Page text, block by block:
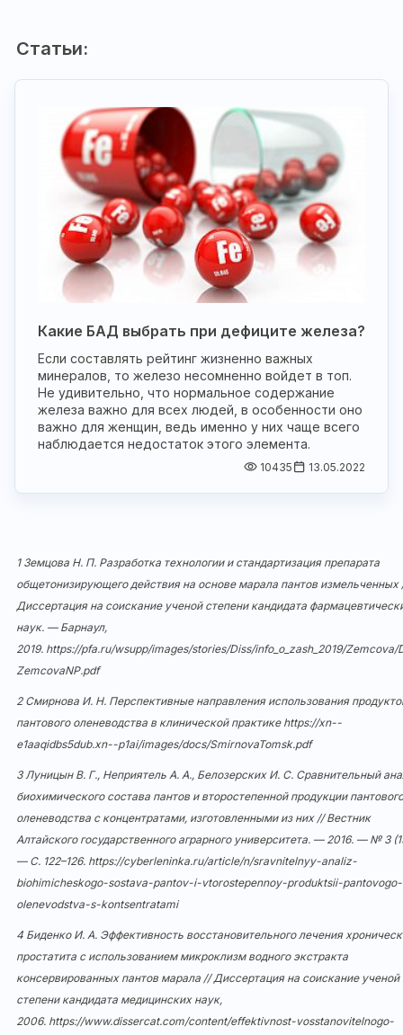
Статьи:
Какие БАД выбрать при дефиците железа?
Если составлять рейтинг жизненно важных
минералов, то железо несомненно войдет в топ.
Не удивительно, что нормальное содержание
железа важно для всех людей, в особенности оно
важно для женщин, ведь именно у них чаще всего
наблюдается недостаток этого элемента.
10435 13.05.2022
1 Земцова Н. П. Разработка технологии и стандартизация препарата
общетонизирующего действия на основе марала пантов измельченных
Диссертация на соискание ученой степени кандидата
наук. — Барнаул,
2019. https://pfa.ru/wsupp/images/stories/Diss/info_o_zash_2019/Zemcova/
ZemcovaNP.pdf
2 Смирнова И. Н. Перспективные направления использования
пантового оленеводства в клинической практике https://xn--
e1aaqidbs5dub.xn--p1ai/images/docs/SmirnovaTomsk.pdf
3 Луницын В. Г., Неприятель А. А., Белозерских И. С. Сравнительный
биохимического состава пантов и второстепенной продукции пантового
оленеводства с концентратами, изготовленными из них // Вестник
Алтайского государственного аграрного университета. — 2016. — № 3
— С. 122–126. https://cyberleninka.ru/article/n/sravnitelnyy-analiz-
biohimicheskogo-sostava-pantov-i-vtorostepennoy-produktsii-pantovogo-
olenevodstva-s-kontsentratami
4 Биденко И. А. Эффективность восстановительного лечения
простатита с использованием микроклизм водного экстракта
консервированных пантов марала // Диссертация на соискание ученой
степени кандидата медицинских наук,
2006. https://www.dissercat.com/content/effektivnost-vosstanovitelnogo-